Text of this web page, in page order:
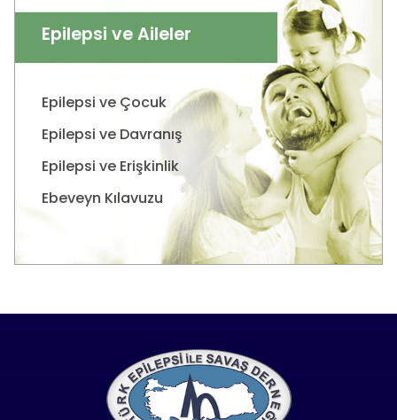
Epilepsi ve Aileler
Epilepsi ve Çocuk
Epilepsi ve Davranış
Epilepsi ve Erişkinlik
Ebeveyn Kılavuzu